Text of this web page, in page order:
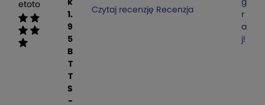
etoto
k
1.
9
5
B
T
T
S
-
Czytaj recenzję Recenzja
g
r
a
j!